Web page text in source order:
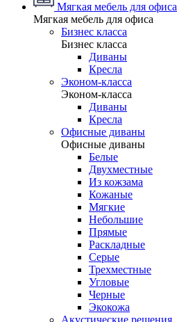
Мягкая мебель для офиса
Мягкая мебель для офиса
Бизнес класса
Бизнес класса
Диваны
Кресла
Эконом-класса
Эконом-класса
Диваны
Кресла
Офисные диваны
Офисные диваны
Белые
Двухместные
Из кожзама
Кожаные
Мягкие
Небольшие
Прямые
Раскладные
Серые
Трехместные
Угловые
Черные
Экокожа
Акустические решения